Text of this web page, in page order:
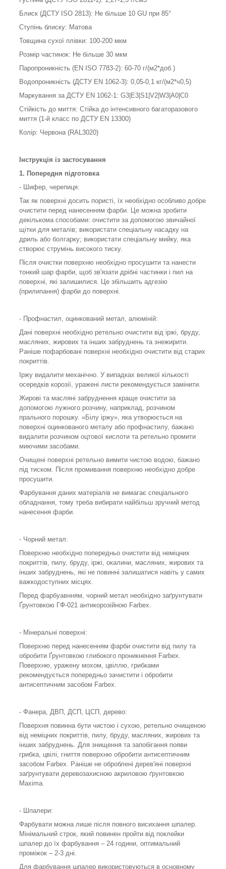
Блиск (ДСТУ ISO 2813): Не більше 10 GU при 85°
Ступінь блиску: Матова
Товщина сухої плівки: 100-200 мкм
Розмір частинок: Не більше 30 мкм
Паропроникність (EN ISO 7783-2): 60-70 г/(м2*доб.)
Водопроникність (ДСТУ EN 1062-3): 0,05-0,1 кг/(м2*ч0,5)
Маркування за ДСТУ EN 1062-1: G3|E3|S1|V2|W3|A0|C0
Стійкість до миття: Стійка до інтенсивного багаторазового
миття (1-й класс по ДСТУ EN 13300)
Колір: Червона (RAL3020)
Інструкція із застосування
1. Попередня підготовка
- Шифер, черепиця:
Так як поверхні досить пористі, їх необхідно особливо добре
очистити перед нанесенням фарби. Це можна зробити
декількома способами: очистити за допомогою звичайної
щітки для металів; використати спеціальну насадку на
дриль або болгарку; використати спеціальну мийку, яка
створює струмінь високого тиску.
Після очистки поверхню необхідно просушити та нанести
тонкий шар фарби, щоб зв'язати дрібні частинки і пил на
поверхні, які залишилися. Це збільшить адгезію
(прилипання) фарби до поверхні.
- Профнастил, оцинкований метал, алюміній:
Дані поверхні необхідно ретельно очистити від іржі, бруду,
масляних, жирових та інших забруднень та знежирити.
Раніше пофарбовані поверхні необхідно очистити від старих
покриттів.
Іржу видалити механічно. У випадках великої кількості
осередків корозії, уражені листи рекомендується замінити.
Жирові та масляні забруднення краще очистити за
допомогою лужного розчину, наприклад, розчином
прального порошку. «Білу іржу», яка утворюється на
поверхні оцинкованого металу або профнастилу, бажано
видалити розчином оцтової кислоти та ретельно промити
миючими засобами.
Очищені поверхні ретельно вимити чистою водою, бажано
під тиском. Після промивання поверхню необхідно добре
просушити.
Фарбування даних матеріалів не вимагає спеціального
обладнання, тому треба вибирати найбільш зручний метод
нанесення фарби.
- Чорний метал:
Поверхню необхідно попередньо очистити від неміцних
покриттів, пилу, бруду, іржі, окалини, масляних, жирових та
інших забруднень, які не повинні залишатися навіть у самих
важкодоступних місцях.
Перед фарбуавнням, чорний метал необхідно заґрунтувати
Ґрунтовкою ГФ-021 антикорозійною Farbex.
- Мінеральні поверхні:
Поверхню перед нанесенням фарби очистити від пилу та
обробити Ґрунтовкою глибокого проникнення Farbex.
Поверхню, уражену мохом, цвіллю, грибками
рекомендується попередньо зачистити і обробити
антисептичним засобом Farbex.
- Фанера, ДВП, ДСП, ЦСП, дерево:
Поверхня повинна бути чистою і сухою, ретельно очищеною
від неміцних покриттів, пилу, бруду, масляних, жирових та
інших забруднень. Для знищення та запобігання появи
грибка, цвілі, гниття поверхню обробити антисептичним
засобом Farbex. Раніше не оброблені дерев'яні поверхні
заґрунтувати деревозахисною акриловою ґрунтовкою
Maxima.
- Шпалери:
Фарбувати можна лише після повного висихання шпалер.
Мінімальний строк, який повинен пройти від поклейки
шпалер до їх фарбування – 24 години, оптимальний
проміжок – 2-3 дні.
Для фарбування шпалер використовуються в основному